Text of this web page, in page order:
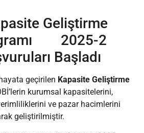
Geliştirme
2025-2
Başladı
geçirilen Kapasite Geliştirme
kurumsal kapasitelerini,
ve pazar hacimlerini
geliştirilmiştir.